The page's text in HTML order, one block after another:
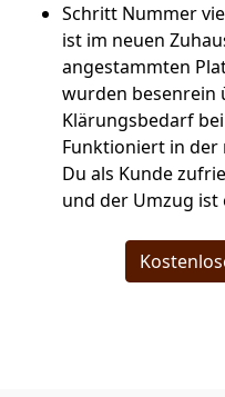
Schritt Nummer
ist im neuen
angestammten
wurden besenrein
Klärungsbedarf
Funktioniert in der
Du als Kunde
und der Umzug